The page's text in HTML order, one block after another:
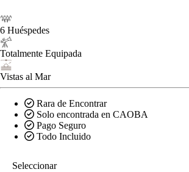
6 Huéspedes
Totalmente Equipada
Vistas al Mar
Rara de Encontrar
Solo encontrada en CAOBA
Pago Seguro
Todo Incluido
Seleccionar